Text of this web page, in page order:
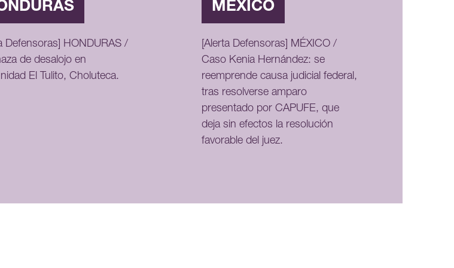
Defensoras] HONDURAS /
de desalojo en
El Tulito, Choluteca.
MÉXICO
[Alerta Defensoras] MÉXICO /
Caso Kenia Hernández: se
reemprende causa judicial federal,
tras resolverse amparo
presentado por CAPUFE, que
deja sin efectos la resolución
favorable del juez.